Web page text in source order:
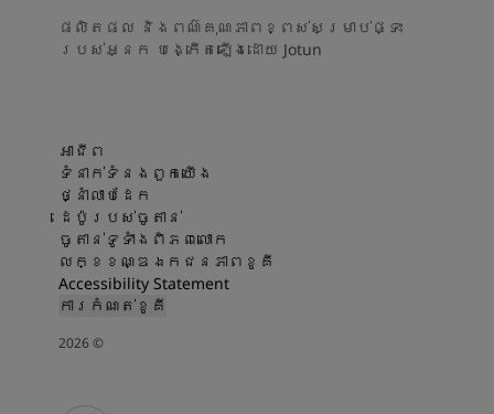
ផលិតផល និងពណ៌គុណភាពខ្ពស់សម្រាប់ផ្ទះ
របស់អ្នក បង្កើតឡើងដោយ Jotun
អាជីព
ទំនាក់ទំនងពួកយើង
ថ្នាំលាបដែក
ដេប៉ូរបស់ចូតាន់
ចូតាន់ទូទាំងពិភពលោក
លក្ខខណ្ឌឯកជនភាពខូគី
Accessibility Statement
ការកំណត់ខូគី
2026©